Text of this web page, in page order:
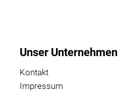
Unser Unternehmen
Kontakt
Impressum